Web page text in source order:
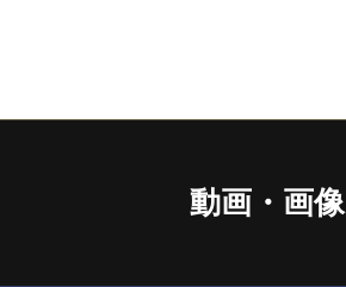
動画・画像